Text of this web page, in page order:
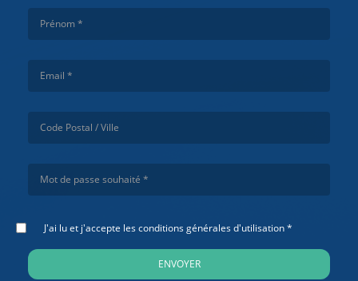
J'ai lu et j'accepte les conditions générales d'utilisation *